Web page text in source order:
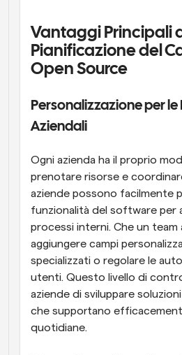
Vantaggi Principali
Pianificazione del
Open Source
Personalizzazione per le
Aziendali
Ogni azienda ha il proprio
prenotare risorse e
aziende possono facilmente
funzionalità del software per
processi interni. Che un team
aggiungere campi
specializzati o regolare le
utenti. Questo livello di
aziende di sviluppare
che supportano
quotidiane.